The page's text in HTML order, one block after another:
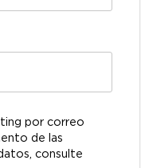
por correo
de las
consulte